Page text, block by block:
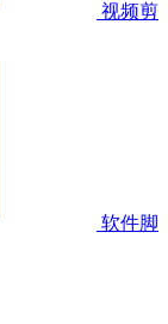
视频剪
软件脚